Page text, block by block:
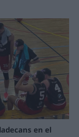
en el